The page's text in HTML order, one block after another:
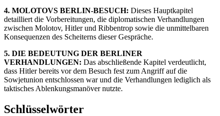
4. MOLOTOVS BERLIN-BESUCH: Dieses Hauptkapitel
detailliert die Vorbereitungen, die diplomatischen Verhandlungen
zwischen Molotov, Hitler und Ribbentrop sowie die unmittelbaren
Konsequenzen des Scheiterns dieser Gespräche.
5. DIE BEDEUTUNG DER BERLINER
VERHANDLUNGEN: Das abschließende Kapitel verdeutlicht,
dass Hitler bereits vor dem Besuch fest zum Angriff auf die
Sowjetunion entschlossen war und die Verhandlungen lediglich als
taktisches Ablenkungsmanöver nutzte.
Schlüsselwörter